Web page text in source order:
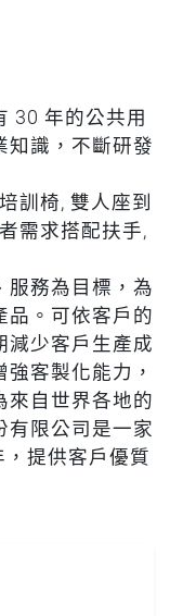
30 年的公共用
知識，不斷研發
訓椅, 雙人座到
需求搭配扶手,
服務為目標，為
品。可依客戶的
減少客戶生產成
客製化能力，
來自世界各地的
有限公司是一家
提供客戶優質